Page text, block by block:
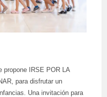
propone IRSE POR LA
para disfrutar un
Una invitación para